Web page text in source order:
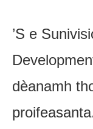
’S e
dèanamh